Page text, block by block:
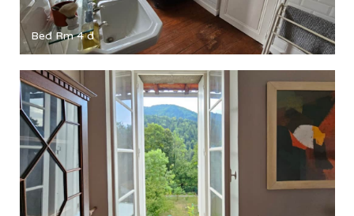
Bed Rm 4 d